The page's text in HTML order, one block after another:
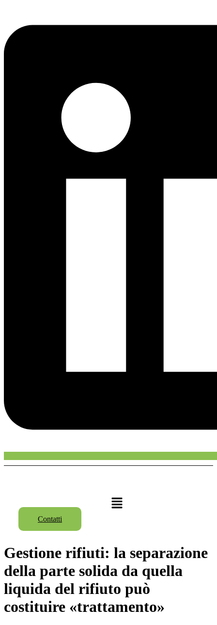
Menu
Contatti
Gestione rifiuti: la separazione
della parte solida da quella
liquida del rifiuto può
costituire «trattamento»